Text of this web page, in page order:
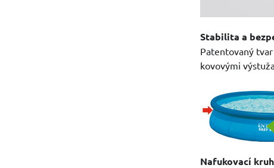
Stabilita a
Patentovaný
kovovými
Nafukovací